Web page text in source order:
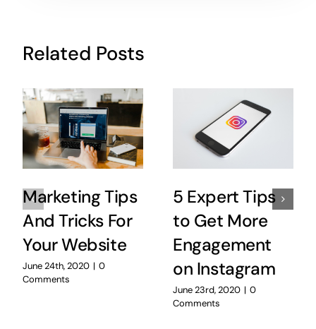
Related Posts
Marketing Tips
And Tricks For
Your Website
June 24th, 2020 | 0
Comments
5 Expert Tips
to Get More
Engagement
on Instagram
June 23rd, 2020 | 0
Comments